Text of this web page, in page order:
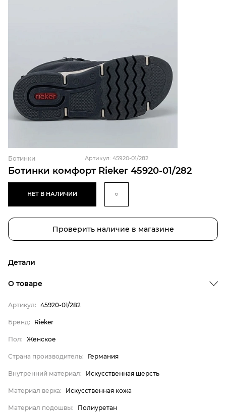
Ботинки комфорт Rieker 45920-01/282
Ботинки Артикул: 45920-01/282
НЕТ В НАЛИЧИИ
Проверить наличие в магазине
Детали
Бренд
Пол
Страна производитель
О товаре
Артикул: 45920-01/282
Бренд: Rieker
Пол: Женское
Страна производитель: Германия
Внутренний материал: Искусственная шерсть
Материал верха: Искусственная кожа
Материал подошвы: Полиуретан